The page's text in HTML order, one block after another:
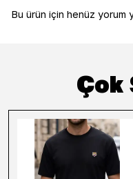
Bu ürün için henüz yorum
Çok